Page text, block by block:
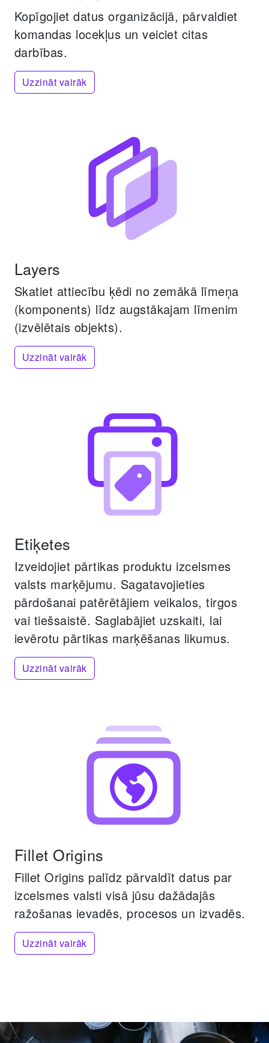
Kopīgojiet datus organizācijā, pārvaldiet
komandas locekļus un veiciet citas
darbības.
Uzzināt vairāk
Layers
Skatiet attiecību ķēdi no zemākā līmeņa
(komponents) līdz augstākajam līmenim
(izvēlētais objekts).
Uzzināt vairāk
Etiķetes
Izveidojiet pārtikas produktu izcelsmes
valsts marķējumu. Sagatavojieties
pārdošanai patērētājiem veikalos, tirgos
vai tiešsaistē. Saglabājiet uzskaiti, lai
ievērotu pārtikas marķēšanas likumus.
Uzzināt vairāk
Fillet Origins
Fillet Origins palīdz pārvaldīt datus par
izcelsmes valsti visā jūsu dažādajās
ražošanas ievadēs, procesos un izvadēs.
Uzzināt vairāk